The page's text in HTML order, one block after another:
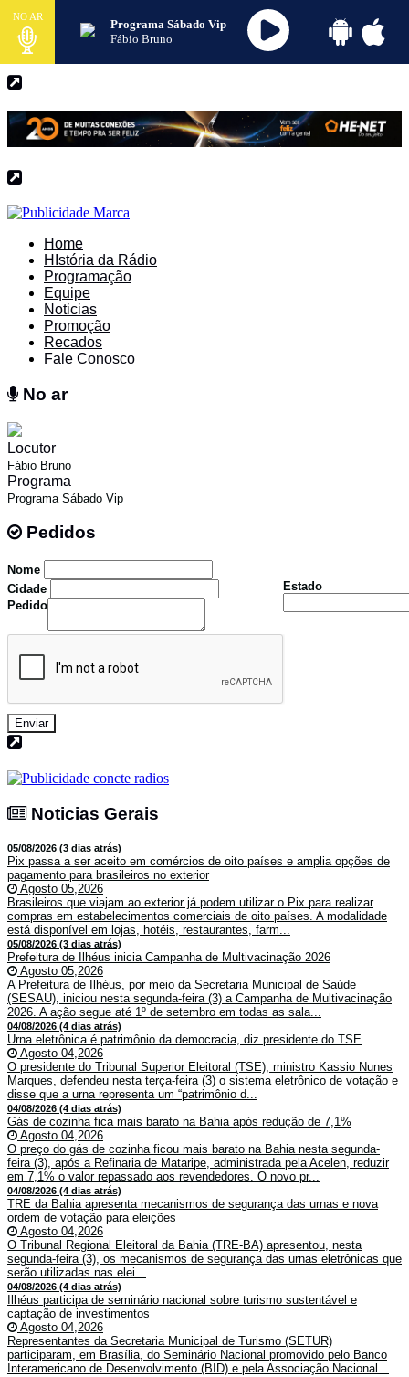
NO AR
Programa Sábado Vip
Fábio Bruno
Home
HIstória da Rádio
Programação
Equipe
Noticias
Promoção
Recados
Fale Conosco
No ar
Locutor
Fábio Bruno
Programa
Programa Sábado Vip
Pedidos
Nome
Cidade
Estado
Pedido
Enviar
Noticias Gerais
05/08/2026 (3 dias atrás)
Pix passa a ser aceito em comércios de oito países e amplia opções de
pagamento para brasileiros no exterior
Agosto 05,2026
Brasileiros que viajam ao exterior já podem utilizar o Pix para realizar
compras em estabelecimentos comerciais de oito países. A modalidade
está disponível em lojas, hotéis, restaurantes, farm...
05/08/2026 (3 dias atrás)
Prefeitura de Ilhéus inicia Campanha de Multivacinação 2026
Agosto 05,2026
A Prefeitura de Ilhéus, por meio da Secretaria Municipal de Saúde
(SESAU), iniciou nesta segunda-feira (3) a Campanha de Multivacinação
2026. A ação segue até 1º de setembro em todas as sala...
04/08/2026 (4 dias atrás)
Urna eletrônica é patrimônio da democracia, diz presidente do TSE
Agosto 04,2026
O presidente do Tribunal Superior Eleitoral (TSE), ministro Kassio Nunes
Marques, defendeu nesta terça-feira (3) o sistema eletrônico de votação e
disse que a urna representa um “patrimônio d...
04/08/2026 (4 dias atrás)
Gás de cozinha fica mais barato na Bahia após redução de 7,1%
Agosto 04,2026
O preço do gás de cozinha ficou mais barato na Bahia nesta segunda-
feira (3), após a Refinaria de Mataripe, administrada pela Acelen, reduzir
em 7,1% o valor repassado aos revendedores. O novo pr...
04/08/2026 (4 dias atrás)
TRE da Bahia apresenta mecanismos de segurança das urnas e nova
ordem de votação para eleições
Agosto 04,2026
O Tribunal Regional Eleitoral da Bahia (TRE-BA) apresentou, nesta
segunda-feira (3), os mecanismos de segurança das urnas eletrônicas que
serão utilizadas nas elei...
04/08/2026 (4 dias atrás)
Ilhéus participa de seminário nacional sobre turismo sustentável e
captação de investimentos
Agosto 04,2026
Representantes da Secretaria Municipal de Turismo (SETUR)
participaram, em Brasília, do Seminário Nacional promovido pelo Banco
Interamericano de Desenvolvimento (BID) e pela Associação Nacional...